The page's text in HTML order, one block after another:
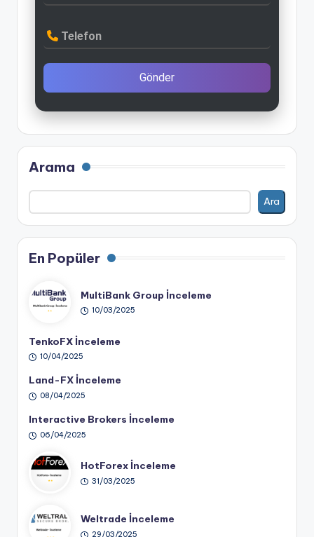
Telefon
Gönder
Arama
Ara
En Popüler
MultiBank Group İnceleme
10/03/2025
TenkoFX İnceleme
10/04/2025
Land-FX İnceleme
08/04/2025
Interactive Brokers İnceleme
06/04/2025
HotForex İnceleme
31/03/2025
Weltrade İnceleme
29/03/2025